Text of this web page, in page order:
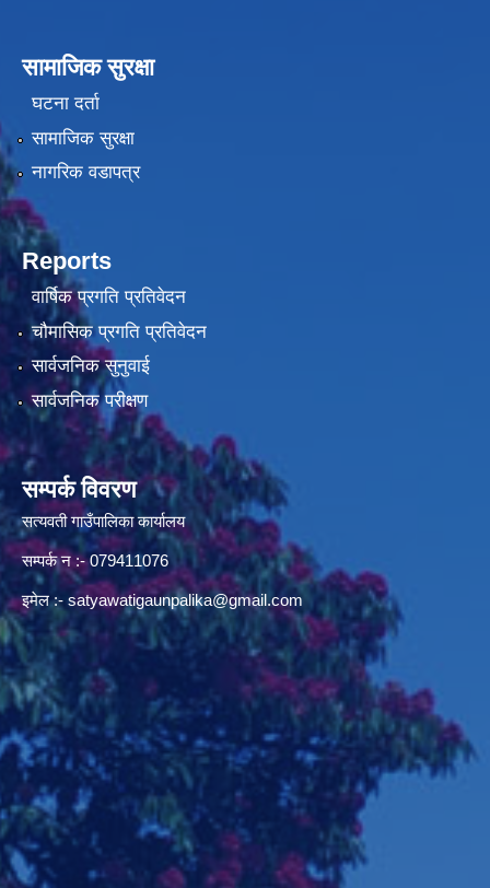
सामाजिक सुरक्षा
घटना दर्ता
सामाजिक सुरक्षा
नागरिक वडापत्र
Reports
वार्षिक प्रगति प्रतिवेदन
चौमासिक प्रगति प्रतिवेदन
सार्वजनिक सुनुवाई
सार्वजनिक परीक्षण
सम्पर्क विवरण
सत्यवती गाउँपालिका कार्यालय
सम्पर्क न‌ :- 079411076
इमेल :- satyawatigaunpalika@gmail.com